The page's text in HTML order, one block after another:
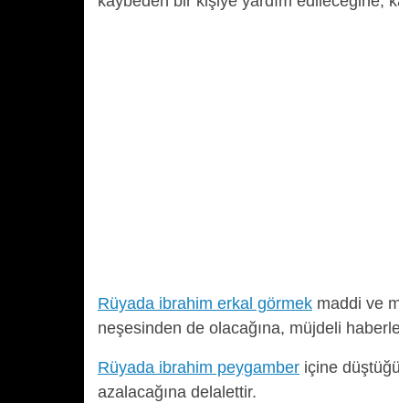
Rüyada ibrahim erkal görmek maddi ve
neşesinden de olacağına, müjdeli
Rüyada ibrahim peygamber içine
azalacağına delalettir.